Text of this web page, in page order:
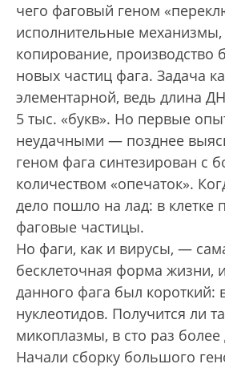
чего фаговый геном
исполнительные механизмы,
копирование, производство
новых частиц фага. Задача
элементарной, ведь длина
5 тыс. «букв». Но первые
неудачными — позднее
геном фага синтезирован с
количеством «опечаток».
дело пошло на лад: в клетке
фаговые частицы.
Но фаги, как и вирусы, —
бесклеточная форма жизни,
данного фага был короткий:
нуклеотидов. Получится ли
микоплазмы, в сто раз
Начали сборку большого